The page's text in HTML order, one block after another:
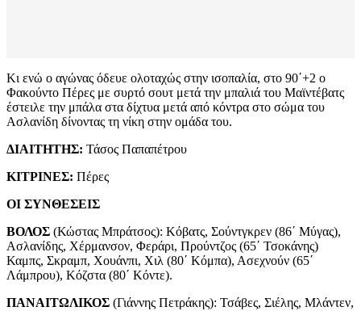
Κι ενώ ο αγώνας όδευε ολοταχώς στην ισοπαλία, στο 90΄+2 ο
Φακούντο Πέρες με συρτό σουτ μετά την μπαλιά του Μαϊντέβατς
έστειλε την μπάλα στα δίχτυα μετά από κόντρα στο σώμα του
Ασλανίδη δίνοντας τη νίκη στην ομάδα του.
ΔΙΑΙΤΗΤΗΣ: Τάσος Παπαπέτρου
ΚΙΤΡΙΝΕΣ: Πέρες
ΟΙ ΣΥΝΘΕΣΕΙΣ
ΒΟΛΟΣ (Κώστας Μπράτσος): Κόβατς, Σούντγκρεν (86΄ Μύγας),
Ασλανίδης, Χέρμανσον, Φεράρι, Προύντζος (65΄ Τσοκάνης)
Καμπς, Σκραμπ, Χουάνπι, Χιλ (80΄ Κόμπα), Ασεχνούν (65΄
Λάμπρου), Κόζστα (80΄ Κόντε).
ΠΑΝΑΙΤΩΛΙΚΟΣ (Γιάννης Πετράκης): Τσάβες, Σιέλης, Μλάντεν,